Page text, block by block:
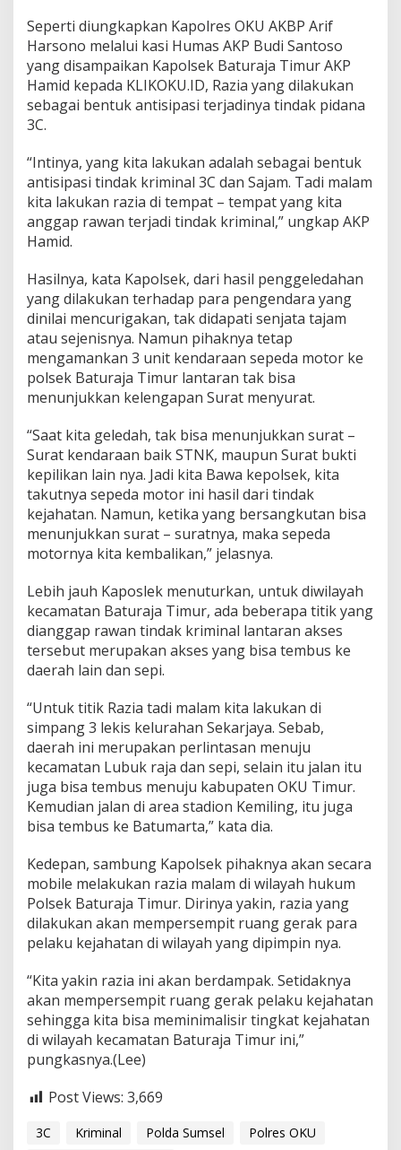
Seperti diungkapkan Kapolres OKU AKBP Arif
Harsono melalui kasi Humas AKP Budi Santoso
yang disampaikan Kapolsek Baturaja Timur AKP
Hamid kepada KLIKOKU.ID, Razia yang dilakukan
sebagai bentuk antisipasi terjadinya tindak pidana
3C.
“Intinya, yang kita lakukan adalah sebagai bentuk
antisipasi tindak kriminal 3C dan Sajam. Tadi malam
kita lakukan razia di tempat – tempat yang kita
anggap rawan terjadi tindak kriminal,” ungkap AKP
Hamid.
Hasilnya, kata Kapolsek, dari hasil penggeledahan
yang dilakukan terhadap para pengendara yang
dinilai mencurigakan, tak didapati senjata tajam
atau sejenisnya. Namun pihaknya tetap
mengamankan 3 unit kendaraan sepeda motor ke
polsek Baturaja Timur lantaran tak bisa
menunjukkan kelengapan Surat menyurat.
“Saat kita geledah, tak bisa menunjukkan surat –
Surat kendaraan baik STNK, maupun Surat bukti
kepilikan lain nya. Jadi kita Bawa kepolsek, kita
takutnya sepeda motor ini hasil dari tindak
kejahatan. Namun, ketika yang bersangkutan bisa
menunjukkan surat – suratnya, maka sepeda
motornya kita kembalikan,” jelasnya.
Lebih jauh Kaposlek menuturkan, untuk diwilayah
kecamatan Baturaja Timur, ada beberapa titik yang
dianggap rawan tindak kriminal lantaran akses
tersebut merupakan akses yang bisa tembus ke
daerah lain dan sepi.
“Untuk titik Razia tadi malam kita lakukan di
simpang 3 lekis kelurahan Sekarjaya. Sebab,
daerah ini merupakan perlintasan menuju
kecamatan Lubuk raja dan sepi, selain itu jalan itu
juga bisa tembus menuju kabupaten OKU Timur.
Kemudian jalan di area stadion Kemiling, itu juga
bisa tembus ke Batumarta,” kata dia.
Kedepan, sambung Kapolsek pihaknya akan secara
mobile melakukan razia malam di wilayah hukum
Polsek Baturaja Timur. Dirinya yakin, razia yang
dilakukan akan mempersempit ruang gerak para
pelaku kejahatan di wilayah yang dipimpin nya.
“Kita yakin razia ini akan berdampak. Setidaknya
akan mempersempit ruang gerak pelaku kejahatan
sehingga kita bisa meminimalisir tingkat kejahatan
di wilayah kecamatan Baturaja Timur ini,”
pungkasnya.(Lee)
Post Views: 3,669
3C Kriminal Polda Sumsel
Polres OKU